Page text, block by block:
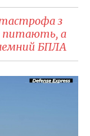
з
питають, а
БПЛА